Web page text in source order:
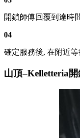
開鎖師傅回覆到達時
04
確定服務後, 在附近
山頂–Kelletteria